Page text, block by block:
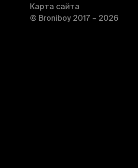
Карта сайта
© Broniboy 2017 – 2026